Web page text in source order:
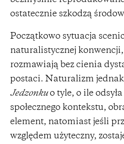
ostatecznie szkodzą
Początkowo sytuacja
naturalistycznej
rozmawiają bez cienia
postaci. Naturalizm
Jedzonkuo tyle, o ile
społecznego kontekstu,
element, natomiast jeśli
względem użyteczny,